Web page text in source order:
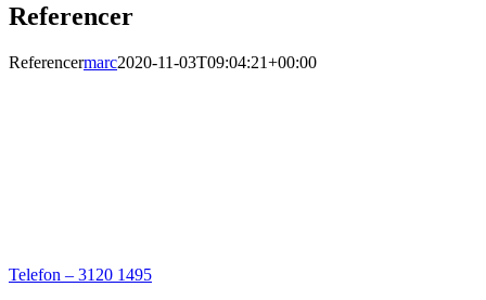
Referencer
Referencermarc2020-11-03T09:04:21+00:00
Telefon – 3120 1495